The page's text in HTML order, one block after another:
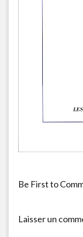
facebookinstagram
Be First to
Laisser un